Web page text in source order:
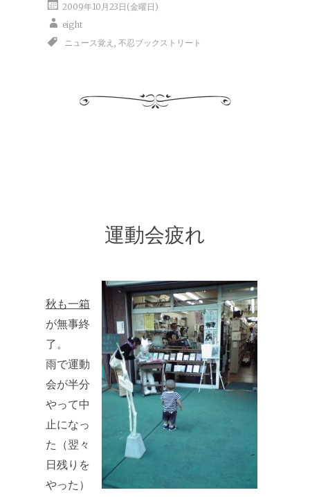
2009年10月23日(金曜日)
eight
ニュース覚え
不忍ブックストリート
運動会疲れ
秋も一箱
が無事終
了。
雨で運動
会が半分
やって中
止になっ
た（翌々
日残りを
やった）